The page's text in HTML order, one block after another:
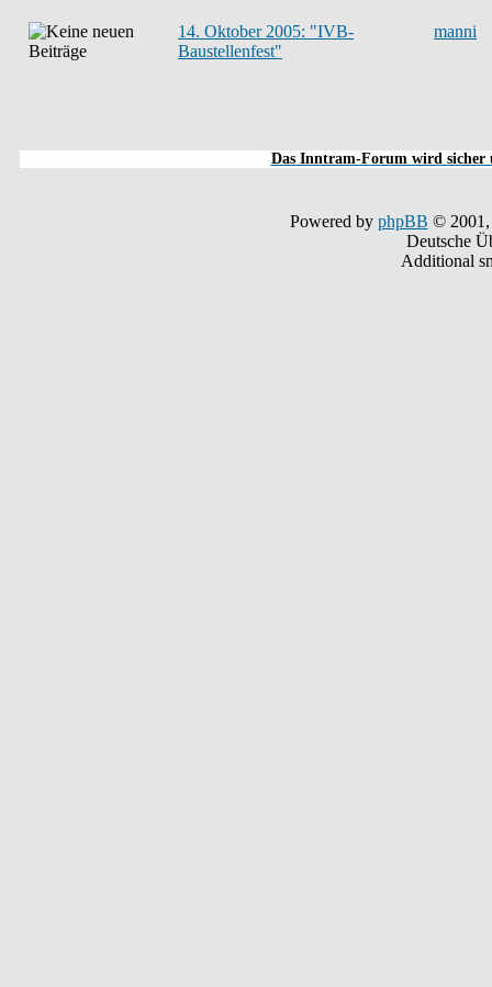
14. Oktober 2005: "IVB-
Baustellenfest"
manni
Das Inntram-Forum wird sicher
Powered by phpBB © 2001,
Deutsche
Additional